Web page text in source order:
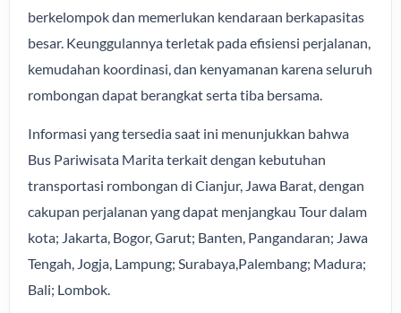
berkelompok dan memerlukan kendaraan berkapasitas
besar. Keunggulannya terletak pada efisiensi perjalanan,
kemudahan koordinasi, dan kenyamanan karena seluruh
rombongan dapat berangkat serta tiba bersama.
Informasi yang tersedia saat ini menunjukkan bahwa
Bus Pariwisata Marita terkait dengan kebutuhan
transportasi rombongan di Cianjur, Jawa Barat, dengan
cakupan perjalanan yang dapat menjangkau Tour dalam
kota; Jakarta, Bogor, Garut; Banten, Pangandaran; Jawa
Tengah, Jogja, Lampung; Surabaya,Palembang; Madura;
Bali; Lombok.